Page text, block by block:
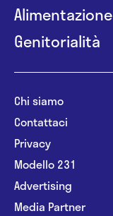
Alimentazione
Genitorialità
Chi siamo
Contattaci
Privacy
Modello 231
Advertising
Media Partner